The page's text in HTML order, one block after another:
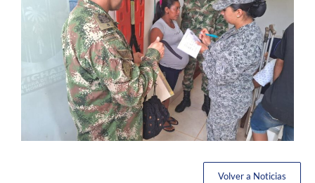
Volver a Noticias